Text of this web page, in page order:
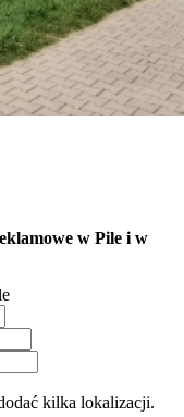
w Pile i w
kilka lokalizacji.